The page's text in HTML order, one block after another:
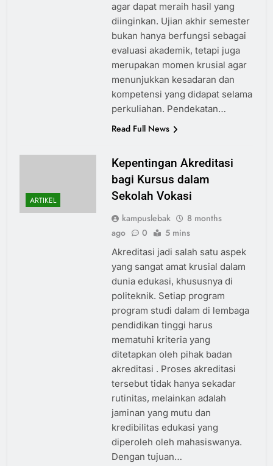
agar dapat meraih hasil yang
diinginkan. Ujian akhir semester
bukan hanya berfungsi sebagai
evaluasi akademik, tetapi juga
merupakan momen krusial agar
menunjukkan kesadaran dan
kompetensi yang didapat selama
perkuliahan. Pendekatan…
Read Full News
ARTIKEL
Kepentingan Akreditasi
bagi Kursus dalam
Sekolah Vokasi
kampuslebak
8 months
ago
0 5 mins
Akreditasi jadi salah satu aspek
yang sangat amat krusial dalam
dunia edukasi, khususnya di
politeknik. Setiap program
program studi dalam di lembaga
pendidikan tinggi harus
mematuhi kriteria yang
ditetapkan oleh pihak badan
akreditasi . Proses akreditasi
tersebut tidak hanya sekadar
rutinitas, melainkan adalah
jaminan yang mutu dan
kredibilitas edukasi yang
diperoleh oleh mahasiswanya.
Dengan tujuan…